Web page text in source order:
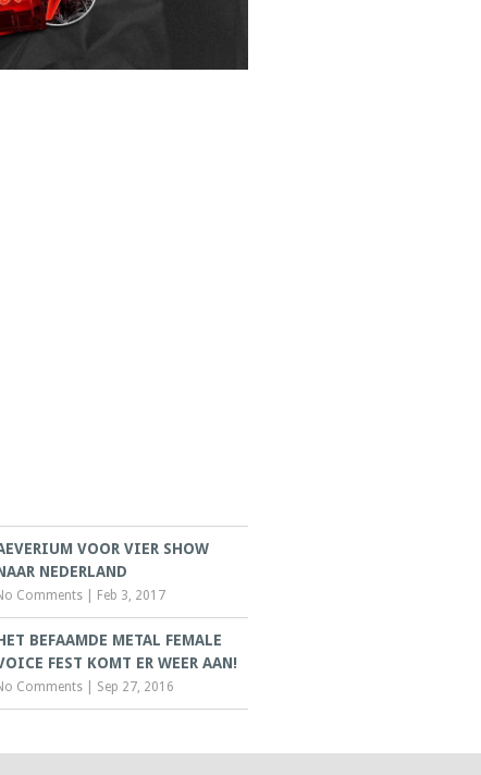
VOOR VIER SHOW
NEDERLAND
Comments Feb 3, 2017
BEFAAMDE METAL FEMALE
FEST KOMT ER WEER AAN!
Comments Sep 27, 2016